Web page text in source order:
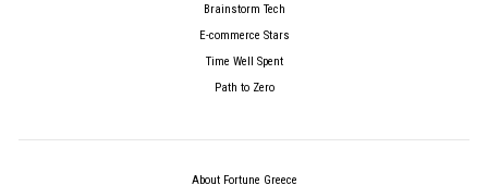
Brainstorm Tech
E-commerce Stars
Time Well Spent
Path to Zero
About Fortune Greece